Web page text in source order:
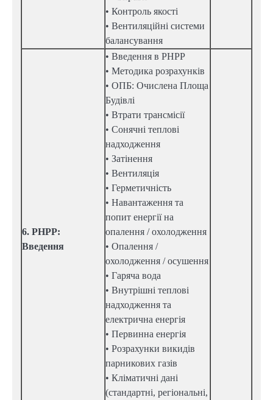
• Контроль якості
• Вентиляційні системи
балансування
6. PHPP:
Введення
• Введення в PHPP
• Методика розрахунків
• ОПБ: Очислена Площа
Будівлі
• Втрати трансмісії
• Сонячні теплові
надходження
• Затінення
• Вентиляція
• Герметичність
• Навантаження та
попит енергії на
опалення / охолодження
• Опалення /
охолодження / осушення
• Гаряча вода
• Внутрішні теплові
надходження та
електрична енергія
• Первинна енергія
• Розрахунки викидів
парникових газів
• Кліматичні дані
(стандартні, регіональні,